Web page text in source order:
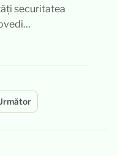
securitatea